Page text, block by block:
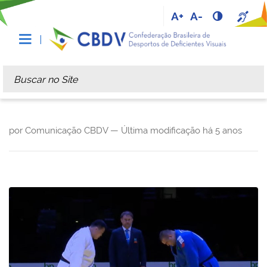
A+ A-
Busca
Busca Avançada…
por Comunicação CBDV — Última modificação há 5 anos